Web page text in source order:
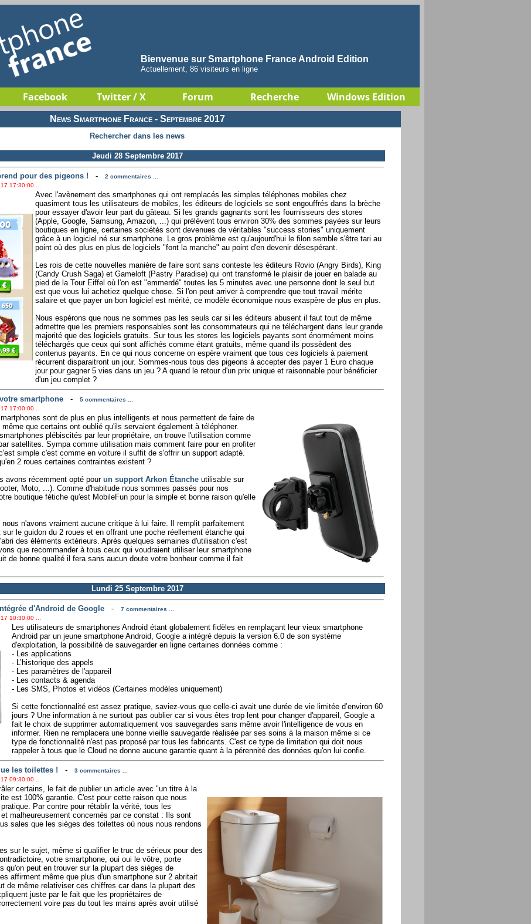
Bienvenue sur Smartphone France Android Edition
Actuellement, 86 visiteurs en ligne
Facebook Twitter / X Forum Recherche Windows Edition
News Smartphone France - Septembre 2017
Rechercher dans les news
Jeudi 28 Septembre 2017
pour des pigeons ! -
2 commentaires ...
17:30:00 ...
Avec l'avènement des smartphones qui ont remplacés les simples téléphones mobiles chez
quasiment tous les utilisateurs de mobiles, les éditeurs de logiciels se sont engouffrés dans la brèche
pour essayer d'avoir leur part du gâteau. Si les grands gagnants sont les fournisseurs des stores
(Apple, Google, Samsung, Amazon, ...) qui prélèvent tous environ 30% des sommes payées sur leurs
boutiques en ligne, certaines sociétés sont devenues de véritables "success stories" uniquement
grâce à un logiciel né sur smartphone. Le gros problème est qu'aujourd'hui le filon semble s'être tari au
point où des plus en plus de logiciels "font la manche" au point d'en devenir désespérant.
Les rois de cette nouvelles manière de faire sont sans conteste les éditeurs Rovio (Angry Birds), King
(Candy Crush Saga) et Gameloft (Pastry Paradise) qui ont transformé le plaisir de jouer en balade au
pied de la Tour Eiffel où l'on est "emmerdé" toutes les 5 minutes avec une personne dont le seul but
est que vous lui achetiez quelque chose. Si l'on peut arriver à comprendre que tout travail mérite
salaire et que payer un bon logiciel est mérité, ce modèle économique nous exaspère de plus en plus.
Nous espérons que nous ne sommes pas les seuls car si les éditeurs abusent il faut tout de même
admettre que les premiers responsables sont les consommateurs qui ne téléchargent dans leur grande
majorité que des logiciels gratuits. Sur tous les stores les logiciels payants sont énormément moins
téléchargés que ceux qui sont affichés comme étant gratuits, même quand ils possèdent des
contenus payants. En ce qui nous concerne on espère vraiment que tous ces logiciels à paiement
récurrent disparaitront un jour. Sommes-nous tous des pigeons à accepter des payer 1 Euro chaque
jour pour gagner 5 vies dans un jeu ? A quand le retour d'un prix unique et raisonnable pour bénéficier
d'un jeu complet ?
smartphone-
5 commentaires ...
17:00:00 ...
sont de plus en plus intelligents et nous permettent de faire de
que certains ont oublié qu'ils servaient également à téléphoner.
plébiscités par leur propriétaire, on trouve l'utilisation comme
satellites. Sympa comme utilisation mais comment faire pour en profiter
simple c'est comme en voiture il suffit de s'offrir un support adapté.
2 roues certaines contraintes existent ?
avons récemment opté pour un support Arkon Étancheutilisable sur
Moto, ...). Comme d'habitude nous sommes passés pour nos
boutique fétiche qu'est MobileFun pour la simple et bonne raison qu'elle
n'avons vraiment aucune critique à lui faire. Il remplit parfaitement
le guidon du 2 roues et en offrant une poche réellement étanche qui
des éléments extérieurs. Après quelques semaines d'utilisation c'est
que recommander à tous ceux qui voudraient utiliser leur smartphone
de bonne qualité il fera sans aucun doute votre bonheur comme il fait
Lundi 25 Septembre 2017
d'Android de Google-
7 commentaires ...
10:30:00 ...
Les utilisateurs de smartphones Android étant globalement fidèles en remplaçant leur vieux smartphone
Android par un jeune smartphone Android, Google a intégré depuis la version 6.0 de son système
d'exploitation, la possibilité de sauvegarder en ligne certaines données comme :
- Les applications
- L’historique des appels
- Les paramètres de l'appareil
- Les contacts & agenda
- Les SMS, Photos et vidéos (Certaines modèles uniquement)
Si cette fonctionnalité est assez pratique, saviez-vous que celle-ci avait une durée de vie limitée d’environ 60
jours ? Une information à ne surtout pas oublier car si vous êtes trop lent pour changer d'appareil, Google a
fait le choix de supprimer automatiquement vos sauvegardes sans même avoir l'intelligence de vous en
informer. Rien ne remplacera une bonne vieille sauvegarde réalisée par ses soins à la maison même si ce
type de fonctionnalité n'est pas proposé par tous les fabricants. C'est ce type de limitation qui doit nous
rappeler à tous que le Cloud ne donne aucune garantie quant à la pérennité des données qu'on lui confie.
les toilettes ! -
3 commentaires ...
09:30:00 ...
certains, le fait de publier un article avec "un titre à la
est 100% garantie. C'est pour cette raison que nous
Par contre pour rétablir la vérité, tous les
malheureusement concernés par ce constat : Ils sont
sales que les sièges des toilettes où nous nous rendons
sur le sujet, même si qualifier le truc de sérieux pour des
votre smartphone, oui oui le vôtre, porte
qu'on peut en trouver sur la plupart des sièges de
affirment même que plus d'un smartphone sur 2 abritait
de même relativiser ces chiffres car dans la plupart des
juste par le fait que les propriétaires de
voire pas du tout les mains après avoir utilisé